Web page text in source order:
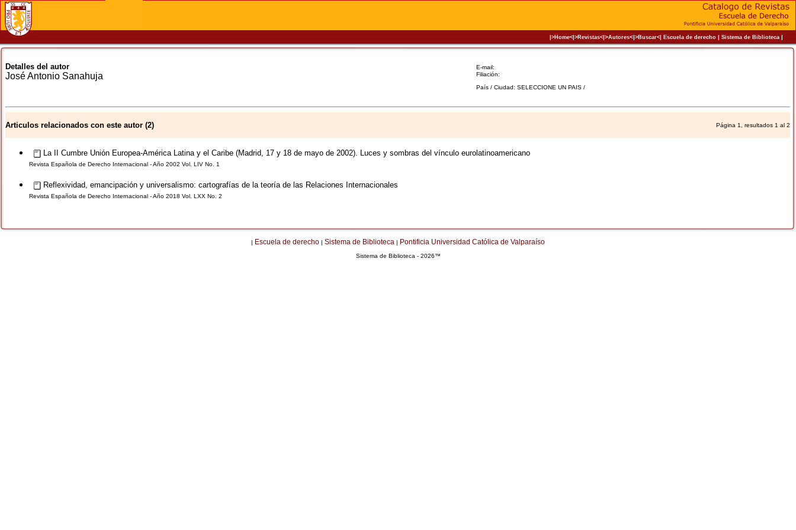
|>Home<|>Revistas<|>Autores<|>Buscar<|Escuela de derecho|Sistema de Biblioteca|
E-mail:
Filiación:
País / Ciudad: SELECCIONE UN PAIS /
Detalles del autor
José Antonio Sanahuja
Articulos relacionados con este autor (2) Página 1, resultados 1 al 2
La II Cumbre Unión Europea-América Latina y el Caribe (Madrid, 17 y 18 de mayo de 2002). Luces y sombras del vínculo eurolatinoamericano
Revista Española de Derecho Internacional - Año 2002 Vol. LIV No. 1
Reflexividad, emancipación y universalismo: cartografías de la teoría de las Relaciones Internacionales
Revista Española de Derecho Internacional - Año 2018 Vol. LXX No. 2
| Escuela de derecho | Sistema de Biblioteca | Pontificia Universidad Católica de Valparaíso
Sistema de Biblioteca - 2026™